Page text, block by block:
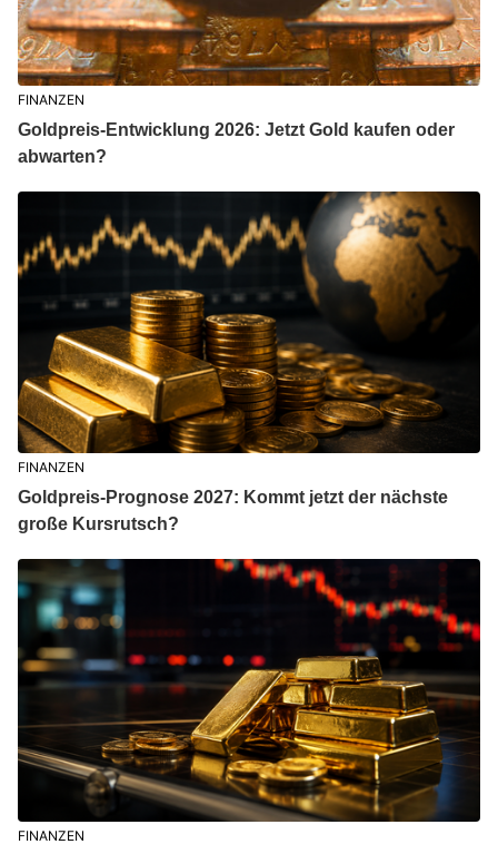
FINANZEN
Goldpreis-Entwicklung 2026: Jetzt Gold kaufen oder
abwarten?
FINANZEN
Goldpreis-Prognose 2027: Kommt jetzt der nächste
große Kursrutsch?
FINANZEN